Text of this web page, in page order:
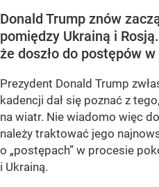
Donald Trump znów
pomiędzy Ukrainą i
że doszło do postępów
Prezydent Donald Trump
kadencji dał się poznać z
na wiatr. Nie wiadomo więc
należy traktować jego
o „postępach” w procesie
i Ukrainą.